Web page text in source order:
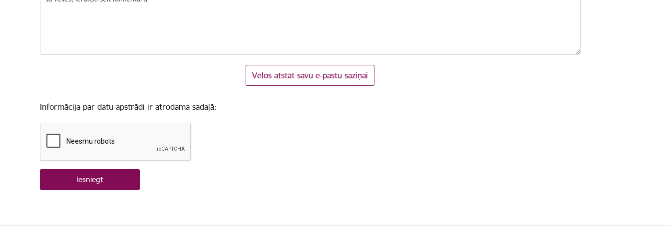
Vēlos atstāt savu e-pastu saziņai
Informācija par datu apstrādi ir atrodama sadaļā: